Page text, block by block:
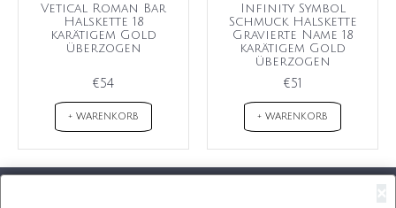
Vetical Roman Bar
Halskette 18
karätigem Gold
überzogen
€54
+ WARENKORB
Infinity Symbol
Schmuck Halskette
Gravierte Name 18
karätigem Gold
überzogen
€51
+ WARENKORB